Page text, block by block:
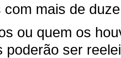
mais de
ou quem os
poderão ser